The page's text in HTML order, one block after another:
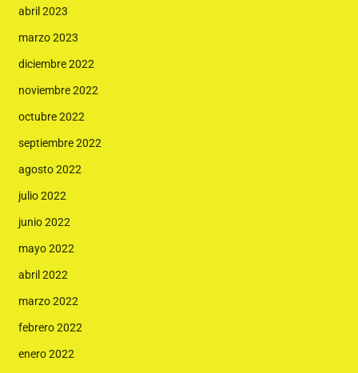
abril 2023
marzo 2023
diciembre 2022
noviembre 2022
octubre 2022
septiembre 2022
agosto 2022
julio 2022
junio 2022
mayo 2022
abril 2022
marzo 2022
febrero 2022
enero 2022